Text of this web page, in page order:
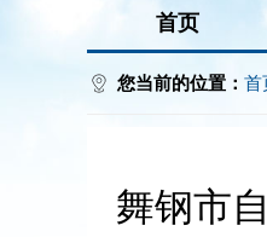
首页
您当前的位置： 首
舞钢市